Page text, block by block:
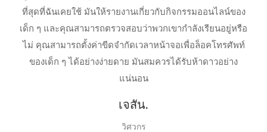
ที่สุดที่ฉันเคยใช้ มันให้รายงานเกี่ยวกับกิจกรรมออนไลน์ของ
เด็ก ๆ และคุณสามารถตรวจสอบว่าพวกเขากำลังเรียนอยู่หรือ
ไม่ คุณสามารถตั้งค่าขีดจำกัดเวลาหน้าจอเพื่อล็อคโทรศัพท์
ของเด็ก ๆ ได้อย่างง่ายดาย มันสมควรได้รับห้าดาวอย่าง
แน่นอน
เจสัน.
วิศวกร